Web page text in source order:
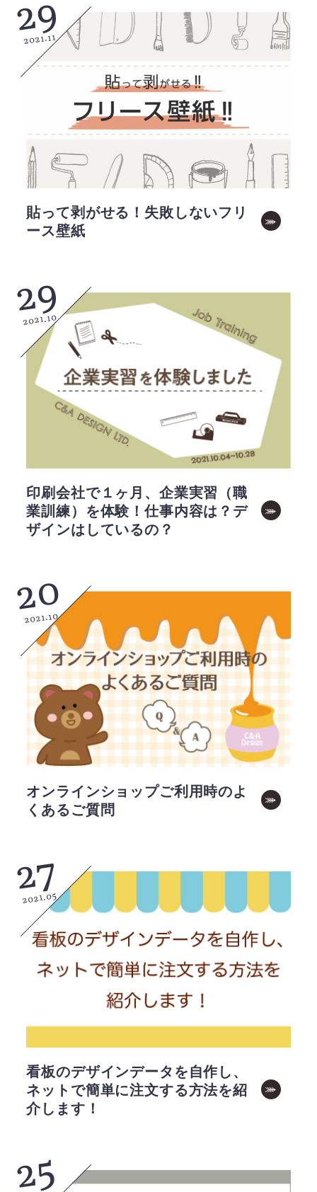
29
2021.11
貼って剥がせる！失敗しないフリ
ース壁紙
29
2021.10
印刷会社で１ヶ月、企業実習（職
業訓練）を体験！仕事内容は？デ
ザインはしているの？
20
2021.10
オンラインショップご利用時のよ
くあるご質問
27
2021.05
看板のデザインデータを自作し、
ネットで簡単に注文する方法を紹
介します！
25